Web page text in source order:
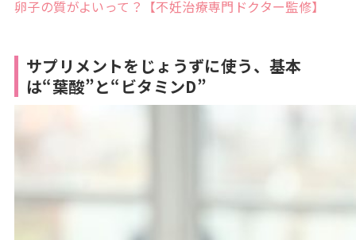
卵子の質がよいって？【不妊治療専門ドクター監修】
サプリメントをじょうずに使う、基本
は“葉酸”と“ビタミンD”